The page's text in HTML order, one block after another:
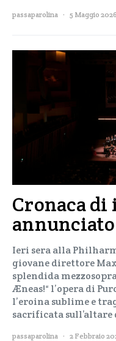
passaparolina 5 Maggio 2026
Cronaca di
annunciato
Ieri sera alla
giovane direttore
splendida
Æneas!“ l’opera di
l’eroina sublime e
sacrificata sull’altare
passaparolina 2 Febbraio